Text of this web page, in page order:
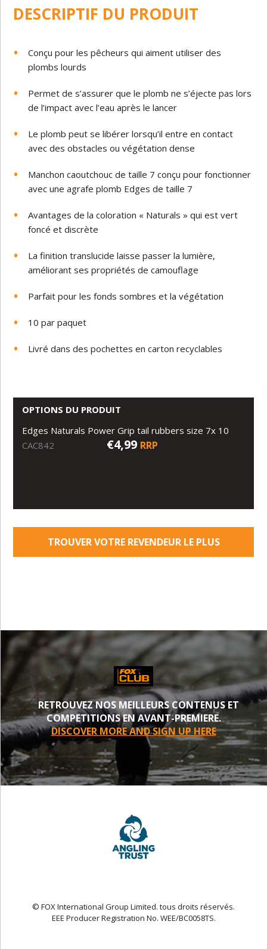
DESCRIPTIF DU PRODUIT
Conçu pour les pêcheurs qui aiment utiliser des
plombslourds
Permet de s’assurer que le plomb ne s’éjecte pas lors
de l’impact avec l’eau après le lancer
Le plomb peut se libérer lorsqu’il entre en contact
avec des obstacles ou végétation dense
Manchon caoutchouc de taille 7conçu pour fonctionner
avec une agrafe plomb Edges de taille 7
Avantages de la coloration « Naturals » qui est vert
foncé et discrète
La finition translucide laisse passer la lumière,
améliorant ses propriétés decamouflage
Parfait pour les fonds sombres et la végétation
10 par paquet
Livré dans des pochettes en cartonrecyclables
OPTIONS DU PRODUIT
Edges Naturals Power Grip tail rubbers size 7x 10
CAC842
€4,99 RRP
TROUVER VOTRE REVENDEUR LE PLUS
RETROUVEZ NOS MEILLEURS CONTENUS ET
COMPETITIONS EN AVANT-PREMIERE.
DISCOVER MORE AND SIGN UP HERE
© FOX International Group Limited. tous droits réservés.
EEE Producer Registration No. WEE/BC0058TS.